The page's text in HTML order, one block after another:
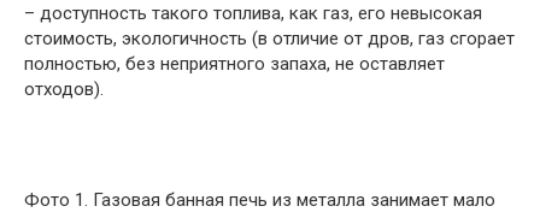
– доступность такого топлива, как газ, его невысокая
стоимость, экологичность (в отличие от дров, газ сгорает
полностью, без неприятного запаха, не оставляет
отходов).
Фото 1. Газовая банная печь из металла занимает мало